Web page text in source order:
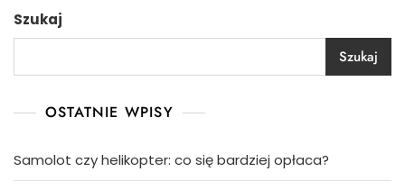
Szukaj
Szukaj
OSTATNIE WPISY
Samolot czy helikopter: co się bardziej opłaca?